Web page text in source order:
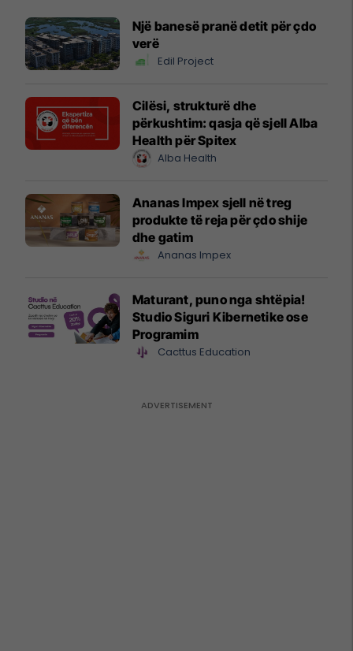
Një banesë pranë detit për çdo
verë
Edil Project
Cilësi, strukturë dhe
përkushtim: qasja që sjell Alba
Health për Spitex
Alba Health
Ananas Impex sjell në treg
produkte të reja për çdo shije
dhe gatim
Ananas Impex
Maturant, puno nga shtëpia!
Studio Siguri Kibernetike ose
Programim
Cacttus Education